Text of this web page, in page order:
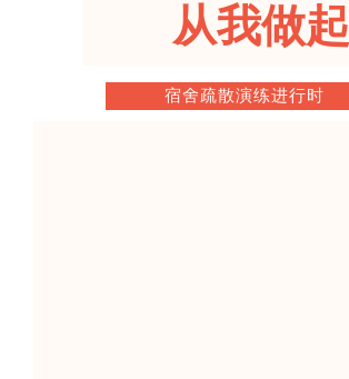
从我做起
宿舍疏散演练进行时